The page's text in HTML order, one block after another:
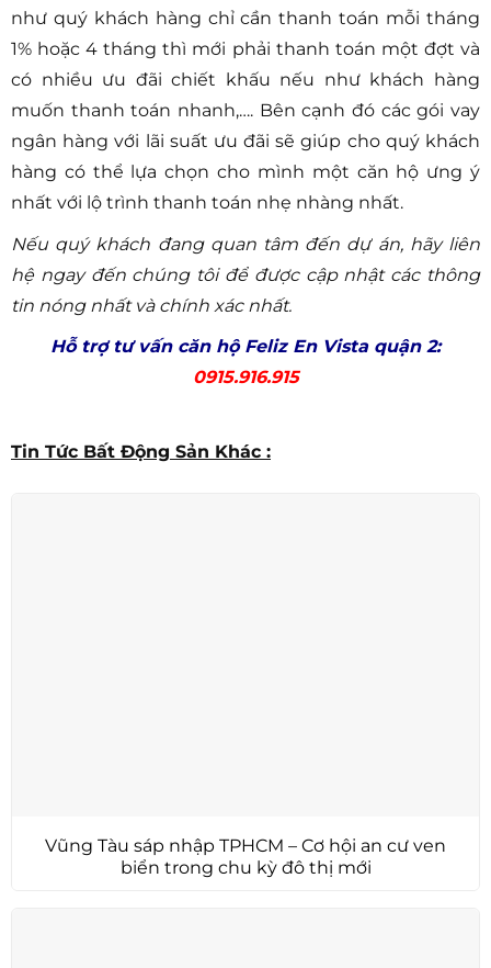
như quý khách hàng chỉ cần thanh toán mỗi tháng
1% hoặc 4 tháng thì mới phải thanh toán một đợt và
có nhiều ưu đãi chiết khấu nếu như khách hàng
muốn thanh toán nhanh,…. Bên cạnh đó các gói vay
ngân hàng với lãi suất ưu đãi sẽ giúp cho quý khách
hàng có thể lựa chọn cho mình một căn hộ ưng ý
nhất với lộ trình thanh toán nhẹ nhàng nhất.
Nếu quý khách đang quan tâm đến dự án, hãy liên
hệ ngay đến chúng tôi để được cập nhật các thông
tin nóng nhất và chính xác nhất.
Hỗ trợ tư vấn căn hộ Feliz En Vista quận 2:
0915.916.915
Tin Tức Bất Động Sản Khác :
Vũng Tàu sáp nhập TPHCM – Cơ hội an cư ven
biển trong chu kỳ đô thị mới